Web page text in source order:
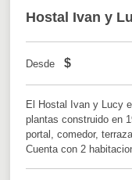
Hostal Ivan y
Desde $
El Hostal Ivan y Lucy
plantas construido en
portal, comedor,
Cuenta con 2